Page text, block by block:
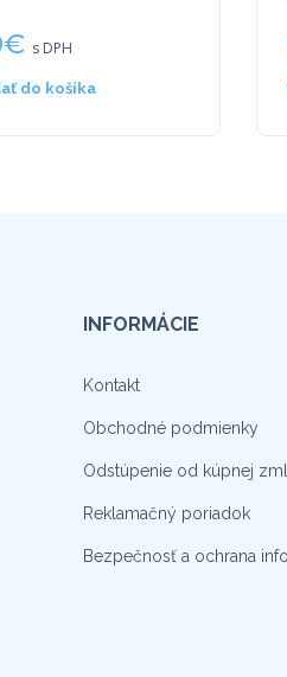
€ s DPH
do košíka
INFORMÁCIE
Kontakt
Obchodné podmienky
Odstúpenie od kúpnej
Reklamačný poriadok
Bezpečnosť a ochrana